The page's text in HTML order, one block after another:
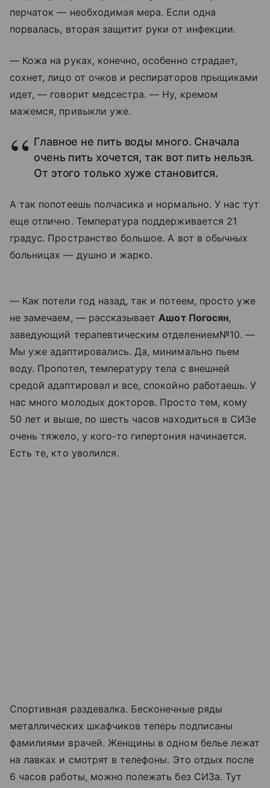
перчаток — необходимая мера. Если одна
порвалась, вторая защитит руки от инфекции.
— Кожа на руках, конечно, особенно страдает,
сохнет, лицо от очков и респираторов прыщиками
идет, — говорит медсестра. — Ну, кремом
мажемся, привыкли уже.
Главное не пить воды много. Сначала
очень пить хочется, так вот пить нельзя.
От этого только хуже становится.
А так попотеешь полчасика и нормально. У нас тут
еще отлично. Температура поддерживается 21
градус. Пространство большое. А вот в обычных
больницах — душно и жарко.
— Как потели год назад, так и потеем, просто уже
не замечаем, — рассказывает Ашот Погосян,
заведующий терапевтическим отделением№10. —
Мы уже адаптировались. Да, минимально пьем
воду. Пропотел, температуру тела с внешней
средой адаптировал и все, спокойно работаешь. У
нас много молодых докторов. Просто тем, кому
50 лет и выше, по шесть часов находиться в СИЗе
очень тяжело, у кого-то гипертония начинается.
Есть те, кто уволился.
Спортивная раздевалка. Бесконечные ряды
металлических шкафчиков теперь подписаны
фамилиями врачей. Женщины в одном белье лежат
на лавках и смотрят в телефоны. Это отдых после
6 часов работы, можно полежать без СИЗа. Тут